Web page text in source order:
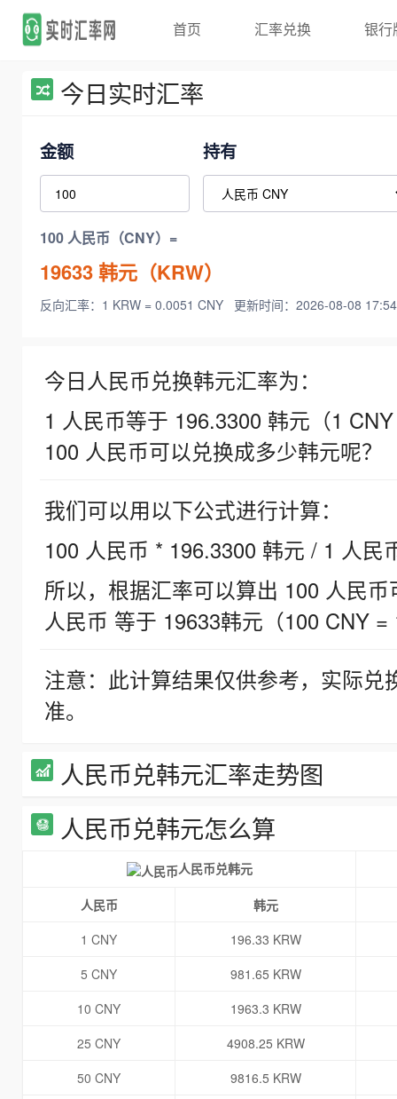
首页 汇率兑换 银行
今日实时汇率
金额 持有
100 人民币（CNY）=
19633韩元（KRW）
反向汇率：1 KRW = 0.0051 CNY 更新时间：2026-08-08
今日人民币兑换韩元汇率为：
1 人民币等于 196.3300 韩元（1
100 人民币可以兑换成多少韩元呢？
我们可以用以下公式进行计算：
100 人民币 * 196.3300 韩元 / 1 人民
所以，根据汇率可以算出 100 人民
人民币 等于 19633韩元（100 CNY =
注意：此计算结果仅供参考，实际
准。
人民币兑韩元汇率走势图
人民币兑韩元怎么算
人民币兑韩元
人民币
韩元
1 CNY
196.33 KRW
5 CNY
981.65 KRW
10 CNY
1963.3 KRW
25 CNY
4908.25 KRW
50 CNY
9816.5 KRW